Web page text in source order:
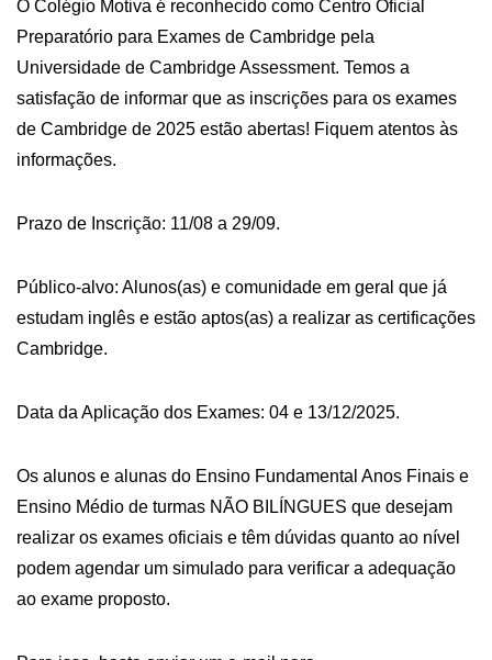
O Colégio Motiva é reconhecido como Centro Oficial
Preparatório para Exames de Cambridge pela
Universidade de Cambridge Assessment. Temos a
satisfação de informar que as inscrições para os exames
de Cambridge de 2025 estão abertas! Fiquem atentos às
informações.
Prazo de Inscrição: 11/08 a 29/09.
Público-alvo: Alunos(as) e comunidade em geral que já
estudam inglês e estão aptos(as) a realizar as certificações
Cambridge.
Data da Aplicação dos Exames: 04 e 13/12/2025.
Os alunos e alunas do Ensino Fundamental Anos Finais e
Ensino Médio de turmas NÃO BILÍNGUES que desejam
realizar os exames oficiais e têm dúvidas quanto ao nível
podem agendar um simulado para verificar a adequação
ao exame proposto.